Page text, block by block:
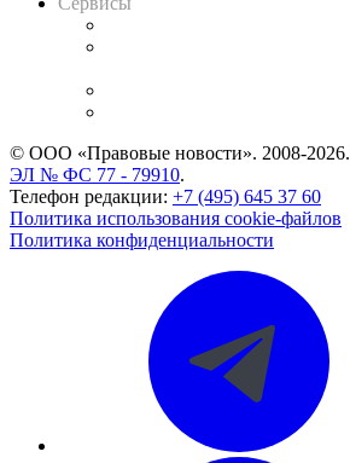
© ООО «Правовые новости». 2008-2026.
ЭЛ № ФС 77 - 79910.
Телефон редакции: +7 (495) 645 37 60
Политика использования cookie-файлов
Политика конфиденциальности